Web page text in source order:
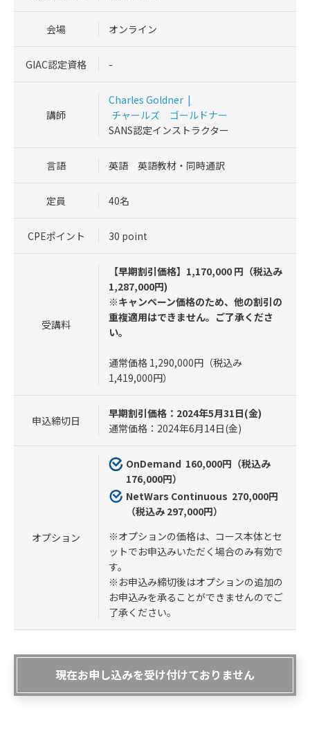
会場 オンライン
GIAC認定資格 -
講師
Charles Goldner |
チャールズ ゴールドナー
SANS認定インストラクター
言語 英語 英語教材・同時通訳
定員 40名
CPEポイント 30 point
受講料
【早期割引価格】1,170,000 円（税込み
1,287,000円)
※キャンペーン価格のため、他の割引の
重複適用はできません。ご了承くださ
い。
通常価格 1,290,000円（税込み
1,419,000円）
申込締切日
早期割引価格：2024年5月31日(金)
通常価格：2024年6月14日(金)
オプション
OnDemand 160,000円（税込み
176,000円）
NetWars Continuous 270,000円
（税込み 297,000円）
※オプションの価格は、コース本体とセ
ットでお申込みいただく場合のみ有効で
す。
※お申込み締切後はオプションの追加の
お申込みを承ることができませんのでご
了承ください。
現在お申し込みを受け付けておりません